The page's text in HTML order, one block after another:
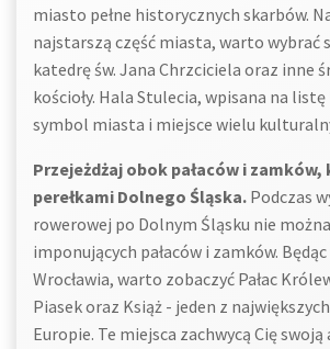
miasto pełne historycznych skarbów.
najstarszą część miasta, warto wybrać
katedrę św. Jana Chrzciciela oraz inne
kościoły. Hala Stulecia, wpisana na listę
symbol miasta i miejsce wielu
Przejeżdżaj obok pałaców i zamków,
perełkami Dolnego Śląska. Podczas
rowerowej po Dolnym Śląsku nie
imponujących pałaców i zamków.
Wrocławia, warto zobaczyć Pałac
Piasek oraz Książ - jeden z
Europie. Te miejsca zachwycą Cię